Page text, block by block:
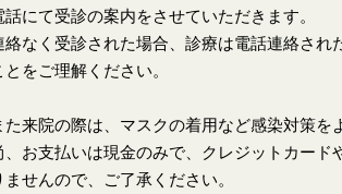
話にて受診の案内をさせていただきます。
絡なく受診された場合、診療は電話連絡さ
とをご理解ください。
た来院の際は、マスクの着用など感染対策を
、お支払いは現金のみで、クレジットカー
ませんので、ご了承ください。